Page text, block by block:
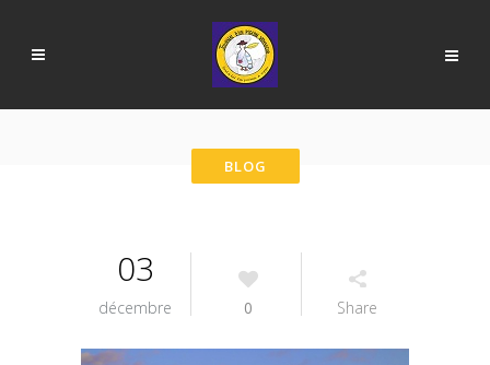
03
décembre 0 Share